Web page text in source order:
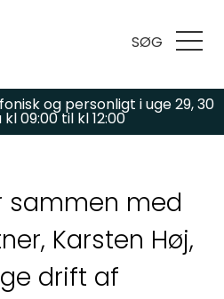
SØG
og personligt i uge 29, 30
09:00 til kl 12:00
for hjælp?
sammen med
Karsten Høj,
drift af